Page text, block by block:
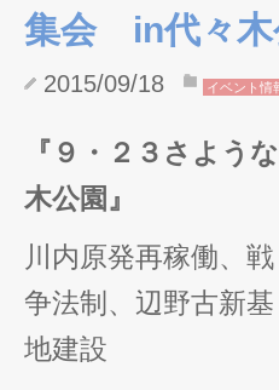
集会 in代々木
2015/09/18 イベント情
『９・２３さよ
木公園』
川内原発再稼働、戦
争法制、辺野古新基
地建設